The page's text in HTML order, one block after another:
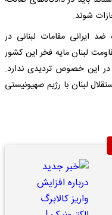
شوند.
ایرانی مقامات لبنانی در
لبنان مایه فخر این کشور
این خصوص تردیدی ندارد.
لبنان با رژیم صهیونیستی